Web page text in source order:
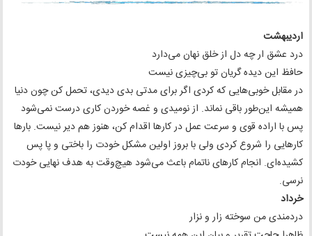
اردیبهشت
درد عشق ار چه دل از خلق نهان می‌دارد
حافظ این دیده گریان تو بی‌چیزی نیست
در مقابل خوبی‌هایی که کردی اگر برای مدتی بدی دیدی، تحمل کن چون دنیا
همیشه این‌طور باقی نماند. از نومیدی و غصه خوردن کاری درست نمی‌شود
پس با اراده قوی و سرعت عمل در کارها اقدام کن، هنوز هم دیر نیست. بارها
کارهایی را شروع کردی ولی با بروز اولین مشکل خودت را باختی و پا پس
کشیده‌ای. انجام کارهای ناتمام باعث می‌شود هیچ‌وقت به هدف نهایی خودت
نرسی.
خرداد
دردمندی من سوخته زار و نزار